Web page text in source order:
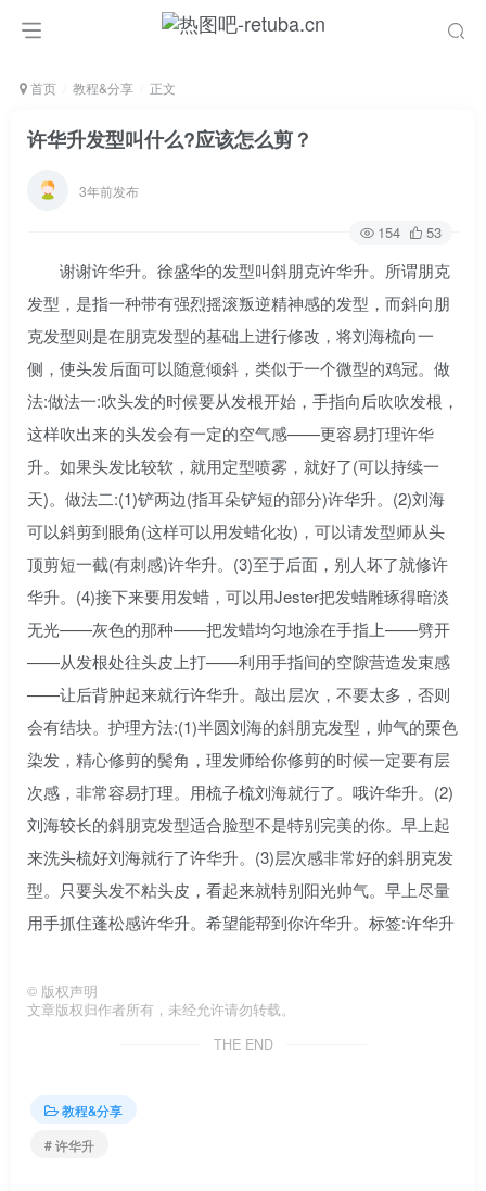
首页 教程&分享 正文
许华升发型叫什么?应该怎么剪？
3年前发布
154 53
谢谢许华升。徐盛华的发型叫斜朋克许华升。所谓朋克
发型，是指一种带有强烈摇滚叛逆精神感的发型，而斜向朋
克发型则是在朋克发型的基础上进行修改，将刘海梳向一
侧，使头发后面可以随意倾斜，类似于一个微型的鸡冠。做
法:做法一:吹头发的时候要从发根开始，手指向后吹吹发根，
这样吹出来的头发会有一定的空气感——更容易打理许华
升。如果头发比较软，就用定型喷雾，就好了(可以持续一
天)。做法二:(1)铲两边(指耳朵铲短的部分)许华升。(2)刘海
可以斜剪到眼角(这样可以用发蜡化妆)，可以请发型师从头
顶剪短一截(有刺感)许华升。(3)至于后面，别人坏了就修许
华升。(4)接下来要用发蜡，可以用Jester把发蜡雕琢得暗淡
无光——灰色的那种——把发蜡均匀地涂在手指上——劈开
——从发根处往头皮上打——利用手指间的空隙营造发束感
——让后背肿起来就行许华升。敲出层次，不要太多，否则
会有结块。护理方法:(1)半圆刘海的斜朋克发型，帅气的栗色
染发，精心修剪的鬓角，理发师给你修剪的时候一定要有层
次感，非常容易打理。用梳子梳刘海就行了。哦许华升。(2)
刘海较长的斜朋克发型适合脸型不是特别完美的你。早上起
来洗头梳好刘海就行了许华升。(3)层次感非常好的斜朋克发
型。只要头发不粘头皮，看起来就特别阳光帅气。早上尽量
用手抓住蓬松感许华升。希望能帮到你许华升。标签:许华升
© 版权声明
文章版权归作者所有，未经允许请勿转载。
THE END
教程&分享
# 许华升